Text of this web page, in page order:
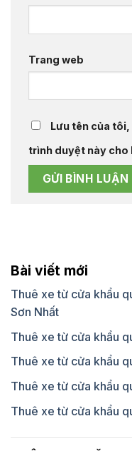
Trang web
Lưu tên của
trình duyệt này cho
Bài viết mới
Thuê xe từ cửa khẩu
Sơn Nhất
Thuê xe từ cửa khẩu
Thuê xe từ cửa khẩu
Thuê xe từ cửa khẩu
Thuê xe từ cửa khẩu